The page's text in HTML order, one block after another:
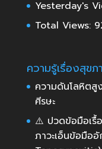
Yesterday's
Total Views:
ความรู้เรื่องสุข
ความดันโลหิตสู
ศีรษะ
⚠️ ปวดข้อมือเรื้
ภาวะเอ็นข้อมือ